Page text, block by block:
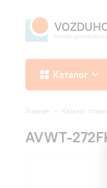
Кондиционеры и
Каталог
Главная — Каталог
AVWT-